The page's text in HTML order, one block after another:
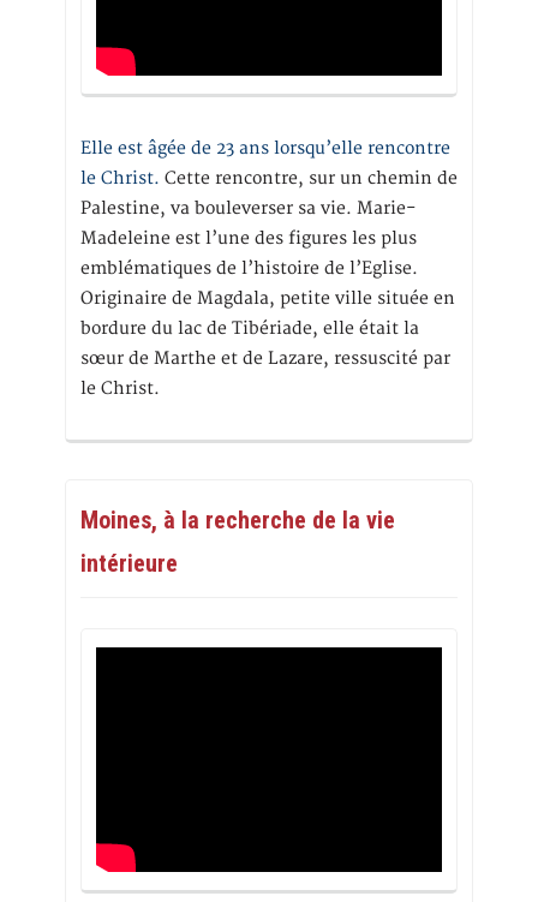
Elle est âgée de 23 ans lorsqu’elle rencontre
le Christ. Cette rencontre, sur un chemin de
Palestine, va bouleverser sa vie. Marie-
Madeleine est l’une des figures les plus
emblématiques de l’histoire de l’Eglise.
Originaire de Magdala, petite ville située en
bordure du lac de Tibériade, elle était la
sœur de Marthe et de Lazare, ressuscité par
le Christ.
Moines, à la recherche de la vie
intérieure